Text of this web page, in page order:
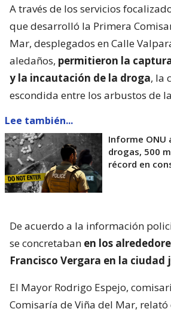
A través de los servicios
que desarrolló la Primera
Mar, desplegados en Calle
aledaños, permitieron la
y la incautación de la droga, la
escondida entre los arbustos de
Lee también...
Informe ONU
drogas, 500
récord en
De acuerdo a la información
se concretaban en los
Francisco Vergara en la ciudad
El Mayor Rodrigo Espejo,
Comisaría de Viña del Mar,